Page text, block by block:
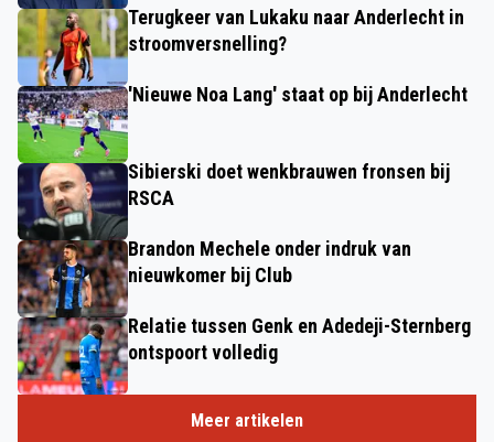
Terugkeer van Lukaku naar Anderlecht in
stroomversnelling?
'Nieuwe Noa Lang' staat op bij Anderlecht
Sibierski doet wenkbrauwen fronsen bij
RSCA
Brandon Mechele onder indruk van
nieuwkomer bij Club
Relatie tussen Genk en Adedeji-Sternberg
ontspoort volledig
Meer artikelen